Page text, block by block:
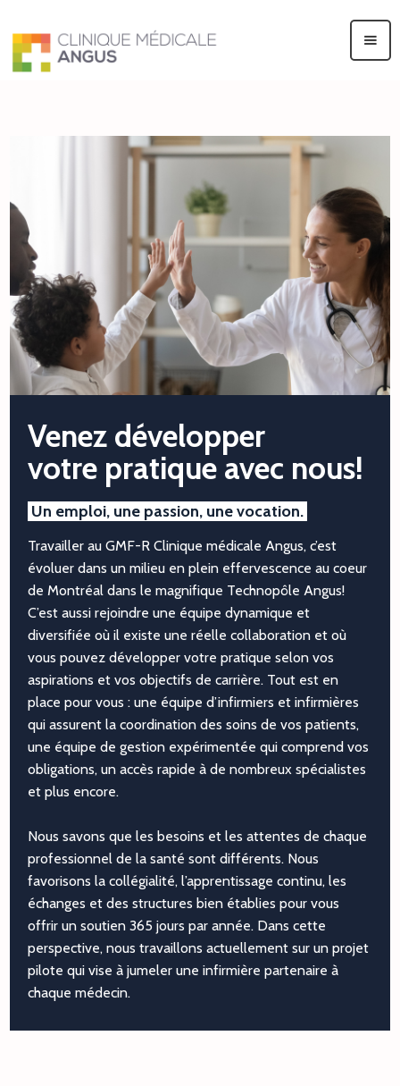
Venez développer
votre pratique avec nous!
Un emploi, une passion, une vocation.
Travailler au GMF-R Clinique médicale Angus, c’est
évoluer dans un milieu en plein effervescence au coeur
de Montréal dans le magnifique Technopôle Angus!
C’est aussi rejoindre une équipe dynamique et
diversifiée où il existe une réelle collaboration et où
vous pouvez développer votre pratique selon vos
aspirations et vos objectifs de carrière. Tout est en
place pour vous : une équipe d’infirmiers et infirmières
qui assurent la coordination des soins de vos patients,
une équipe de gestion expérimentée qui comprend vos
obligations, un accès rapide à de nombreux spécialistes
et plus encore.
Nous savons que les besoins et les attentes de chaque
professionnel de la santé sont différents. Nous
favorisons la collégialité, l’apprentissage continu, les
échanges et des structures bien établies pour vous
offrir un soutien 365 jours par année. Dans cette
perspective, nous travaillons actuellement sur un projet
pilote qui vise à jumeler une infirmière partenaire à
chaque médecin.